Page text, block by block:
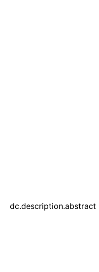
dc.description.abstract